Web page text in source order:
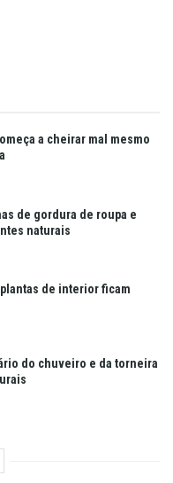
a cheirar mal mesmo
de gordura de roupa e
naturais
de interior ficam
do chuveiro e da torneira